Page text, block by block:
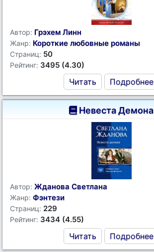
Автор: Грэхем Линн
Жанр: Короткие любовные романы
Страниц: 50
Рейтинг: 3495 (4.30)
Читать Подробнее
Невеста Демона
Автор: Жданова Светлана
Жанр: Фэнтези
Страниц: 229
Рейтинг: 3434 (4.55)
Читать Подробнее